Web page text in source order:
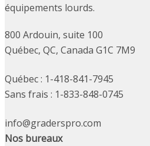
équipements lourds.
800 Ardouin, suite 100
Québec, QC, Canada G1C 7M9
Québec : 1-418-841-7945
Sans frais : 1-833-848-0745
info@graderspro.com
Nos bureaux